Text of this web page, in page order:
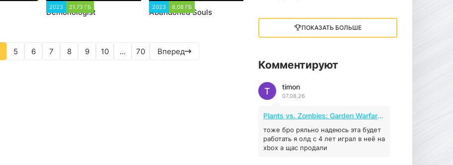
2023 21.73 ГБ
Demonologist
2023 8.06 ГБ
Abandoned Souls
5 6 7 8 9 10 ... 70 Вперед
4.96 ГБ 2023
MAFIA: THE OLD
COUNTRY
44.98 ГБ
04.12.2025
Red Chaos - The Strict
Order
5.43 ГБ 2025
04.12.2025
ПОКАЗАТЬ БОЛЬШЕ
Комментируют
timon
07.08.26
T
Plants vs. Zombies: Garden Warfare 2 (2016)
тоже бро ряльно надеюсь эта будет
работать я олд с 4 лет играл в неё на
xbox а щас продали